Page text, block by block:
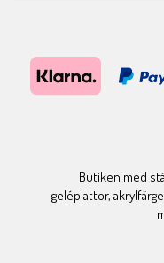
Butiken med
geléplattor,